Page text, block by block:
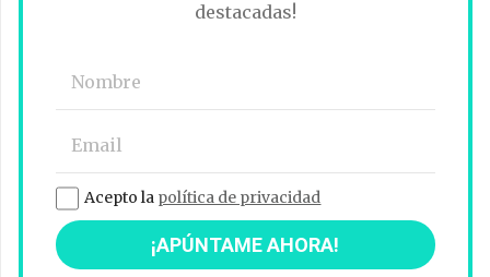
destacadas!
Acepto la política de privacidad